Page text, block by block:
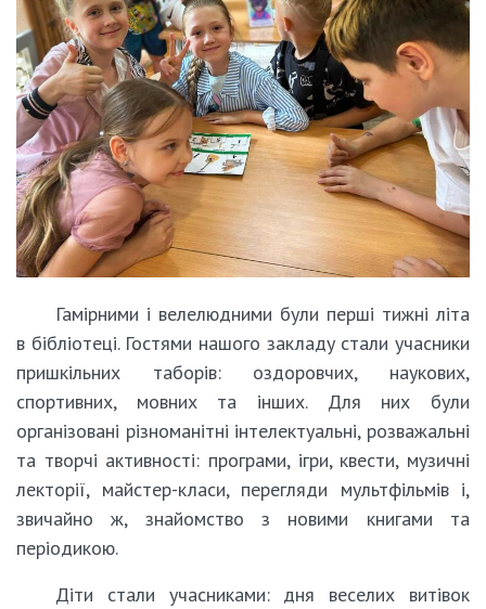
Гамірними і велелюдними були перші тижні літа
в бібліотеці. Гостями нашого закладу стали учасники
пришкільних таборів: оздоровчих, наукових,
спортивних, мовних та інших. Для них були
організовані різноманітні інтелектуальні, розважальні
та творчі активності: програми, ігри, квести, музичні
лекторії, майстер-класи, перегляди мультфільмів і,
звичайно ж, знайомство з новими книгами та
періодикою.
Діти стали учасниками: дня веселих витівок